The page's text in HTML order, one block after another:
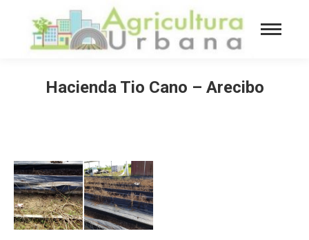
Hacienda Tio Cano – Arecibo